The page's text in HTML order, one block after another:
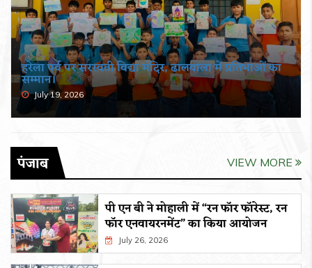
हरेला पर्व पर सरस्वती विद्या मंदिर, ढालवाला में प्रतिभाओं का
सम्मान।
July 19, 2026
पंजाब VIEW MORE
पी एन बी ने मोहाली में “रन फॉर फॉरेस्ट, रन
फॉर एनवायरनमेंट” का किया आयोजन
July 26, 2026